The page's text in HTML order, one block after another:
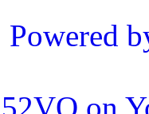
Powered
on